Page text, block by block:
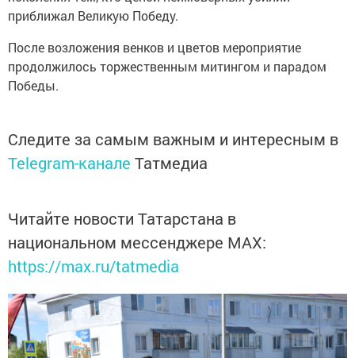
приближал Великую Победу.
После возложения венков и цветов мероприятие
продолжилось торжественным митингом и парадом
Победы.
Следите за самым важным и интересным в
Telegram-канале Татмедиа
Читайте новости Татарстана в
национальном мессенджере MАХ:
https://max.ru/tatmedia